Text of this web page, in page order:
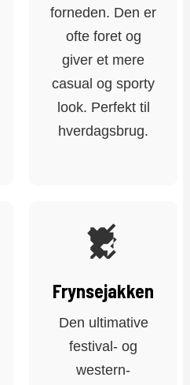
forneden. Den er
ofte foret og
giver et mere
casual og sporty
look. Perfekt til
hverdagsbrug.
Frynsejakken
Den ultimative
festival- og
western-